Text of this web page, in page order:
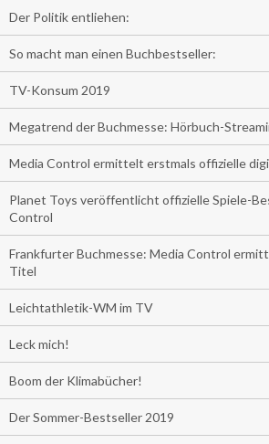
Der Politik entliehen:
So macht man einen Buchbestseller:
TV-Konsum 2019
Megatrend der Buchmesse: Hörbuch-
Media Control ermittelt erstmals offizielle
Planet Toys veröffentlicht offizielle Spiele-
Control
Frankfurter Buchmesse: Media Control
Titel
Leichtathletik-WM im TV
Leck mich!
Boom der Klimabücher!
Der Sommer-Bestseller 2019